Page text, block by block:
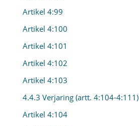
Artikel 4:99
Artikel 4:100
Artikel 4:101
Artikel 4:102
Artikel 4:103
4.4.3 Verjaring (artt. 4:104-4:111)
Artikel 4:104